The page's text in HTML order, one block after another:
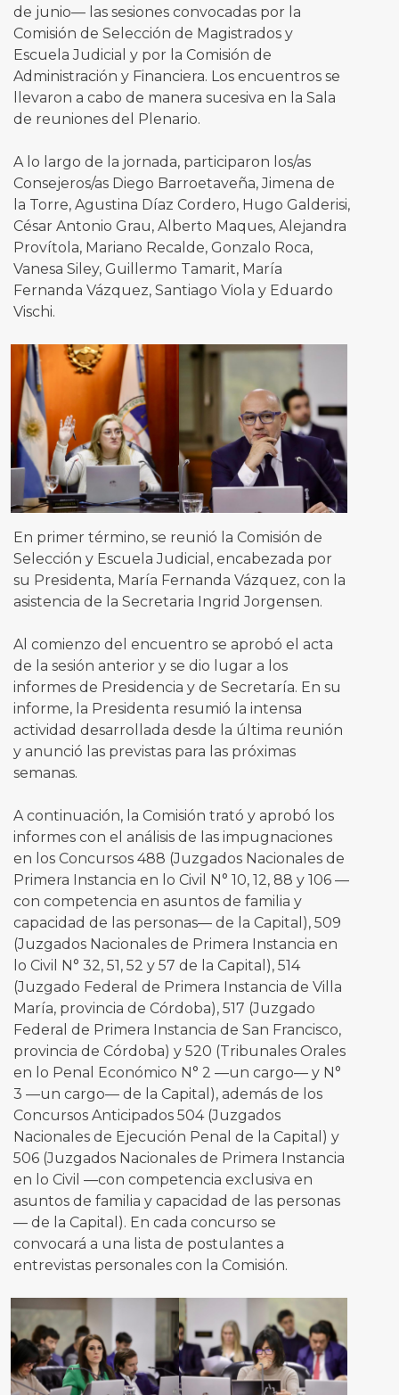
de junio— las sesiones convocadas por la
Comisión de Selección de Magistrados y
Escuela Judicial y por la Comisión de
Administración y Financiera. Los encuentros se
llevaron a cabo de manera sucesiva en la Sala
de reuniones del Plenario.
A lo largo de la jornada, participaron los/as
Consejeros/as Diego Barroetaveña, Jimena de
la Torre, Agustina Díaz Cordero, Hugo Galderisi,
César Antonio Grau, Alberto Maques, Alejandra
Provítola, Mariano Recalde, Gonzalo Roca,
Vanesa Siley, Guillermo Tamarit, María
Fernanda Vázquez, Santiago Viola y Eduardo
Vischi.
En primer término, se reunió la Comisión de
Selección y Escuela Judicial, encabezada por
su Presidenta, María Fernanda Vázquez, con la
asistencia de la Secretaria Ingrid Jorgensen.
Al comienzo del encuentro se aprobó el acta
de la sesión anterior y se dio lugar a los
informes de Presidencia y de Secretaría. En su
informe, la Presidenta resumió la intensa
actividad desarrollada desde la última reunión
y anunció las previstas para las próximas
semanas.
A continuación, la Comisión trató y aprobó los
informes con el análisis de las impugnaciones
en los Concursos 488 (Juzgados Nacionales de
Primera Instancia en lo Civil N° 10, 12, 88 y 106 —
con competencia en asuntos de familia y
capacidad de las personas— de la Capital), 509
(Juzgados Nacionales de Primera Instancia en
lo Civil N° 32, 51, 52 y 57 de la Capital), 514
(Juzgado Federal de Primera Instancia de Villa
María, provincia de Córdoba), 517 (Juzgado
Federal de Primera Instancia de San Francisco,
provincia de Córdoba) y 520 (Tribunales Orales
en lo Penal Económico N° 2 —un cargo— y N°
3 —un cargo— de la Capital), además de los
Concursos Anticipados 504 (Juzgados
Nacionales de Ejecución Penal de la Capital) y
506 (Juzgados Nacionales de Primera Instancia
en lo Civil —con competencia exclusiva en
asuntos de familia y capacidad de las personas
— de la Capital). En cada concurso se
convocará a una lista de postulantes a
entrevistas personales con la Comisión.